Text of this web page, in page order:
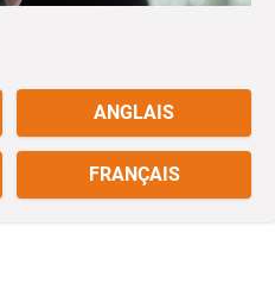
ANGLAIS
FRANÇAIS